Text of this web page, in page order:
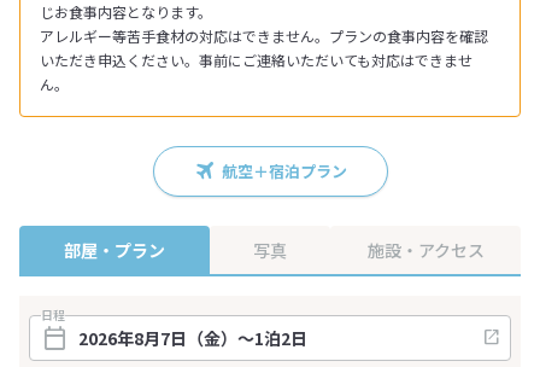
じお食事内容となります。
アレルギー等苦手食材の対応はできません。プランの食事内容を確認
いただき申込ください。事前にご連絡いただいても対応はできませ
ん。
航空＋宿泊プラン
部屋・プラン 写真 施設・アクセス
日程